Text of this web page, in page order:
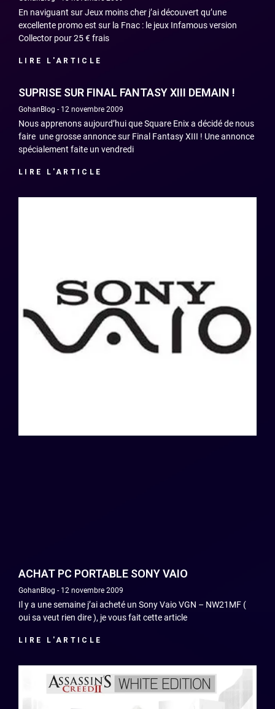
En naviguant sur Jeux moins cher j’ai découvert qu’une
excellente promo est sur la Fnac : le jeux Infamous version
Collector pour 25 € frais
LIRE L'ARTICLE
SUPRISE SUR FINAL FANTASY XIII DEMAIN !
GohanBlog 12 novembre 2009
Nous apprenons aujourd’hui que Square Enix a décidé de nous
faire une grosse annonce sur Final Fantasy XIII ! Une annonce
spécialement faite un vendredi
LIRE L'ARTICLE
ACHAT PC PORTABLE SONY VAIO
GohanBlog 12 novembre 2009
Il y a une semaine j’ai acheté un Sony Vaio VGN – NW21MF (
oui sa veut rien dire ), je vous fait cette article
LIRE L'ARTICLE